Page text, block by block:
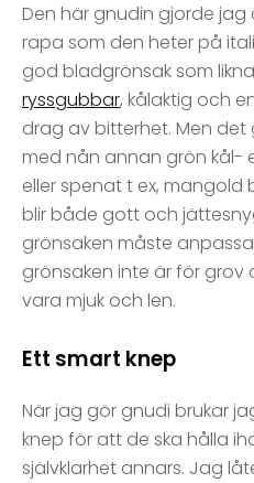
Den här gnudin gjorde
rapa som den heter på
god bladgrönsak som
ryssgubbar, kålaktig och
drag av bitterhet. Men
med nån annan grön kål-
eller spenat t ex, mangold
blir både gott och
grönsaken måste
grönsaken inte är för grov
vara mjuk och len.
Ett smart knep
När jag gör gnudi brukar
knep för att de ska hålla
självklarhet annars. Jag